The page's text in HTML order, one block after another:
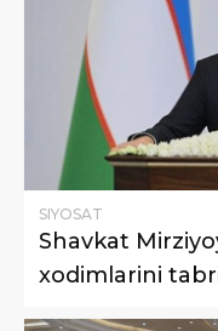
SIYOSAT
Shavkat
xodimlarini